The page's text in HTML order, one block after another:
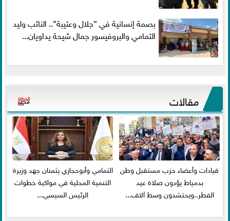
بصمة إنسانية في ”جلال وعتيبة”.. النائب وليد
التمامي والبروفيسور جمال شيحة يداويان...
مقالات
قيادات وأعضاء حزب مستقبل وطن
بدمياط يؤدون صلاة عيد
الفطر..ويحتشدون وسط آلاف...
التمامي وأبوحجازي يثمنان جهد وزيرة
التنمية المحلية في مواكبة خطوات
الرئيس السيسي...